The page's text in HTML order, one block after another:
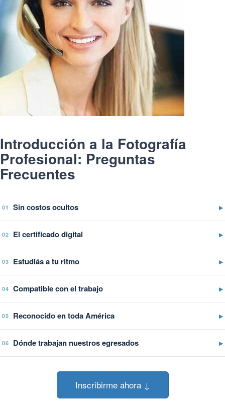
Introducción a la Fotografía
Profesional: Preguntas
Frecuentes
01 Sin costos ocultos ▶
02 El certificado digital ▶
03 Estudiás a tu ritmo ▶
04 Compatible con el trabajo ▶
05 Reconocido en toda América ▶
06 Dónde trabajan nuestros egresados ▶
Inscribirme ahora ↓